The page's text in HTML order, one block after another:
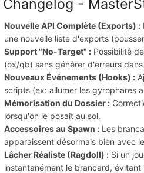
Changelog -
Nouvelle API Complète (Exports) :
une nouvelle liste d'exports
Support "No-Target" : Possibilité
(ox/qb) sans générer d'erreurs
Nouveaux Événements (Hooks) :
scripts (ex: allumer les gyrophares
Mémorisation du Dossier :
lorsqu'on le posait au sol.
Accessoires au Spawn : Les
apparaissent désormais bien avec
Lâcher Réaliste (Ragdoll) : Si un
instantanément le brancard,